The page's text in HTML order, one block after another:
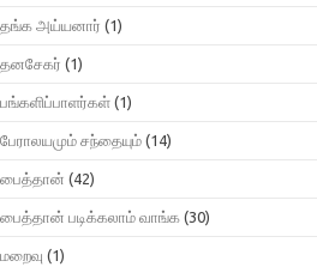
தங்க அய்யனார் (1)
தனசேகர் (1)
பங்களிப்பாளர்கள் (1)
பேராலயமும் சந்தையும் (14)
பைத்தான் (42)
பைத்தான் படிக்கலாம் வாங்க (30)
மறைவு (1)